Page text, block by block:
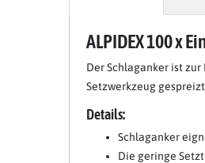
Item 1 of 7
ALPIDEX 100 x
Der Schlaganker ist
Setzwerkzeug
Details:
Schlaganker
Die geringe